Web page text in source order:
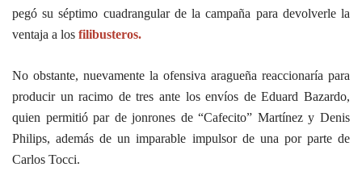
pegó su séptimo cuadrangular de la campaña para devolverle la
ventaja a los filibusteros.
No obstante, nuevamente la ofensiva aragueña reaccionaría para
producir un racimo de tres ante los envíos de Eduard Bazardo,
quien permitió par de jonrones de “Cafecito” Martínez y Denis
Philips, además de un imparable impulsor de una por parte de
Carlos Tocci.